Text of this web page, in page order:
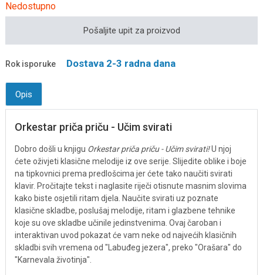
Nedostupno
Pošaljite upit za proizvod
Rok isporuke Dostava 2-3 radna dana
Opis
Orkestar priča priču - Učim svirati
Dobro došli u knjigu Orkestar priča priču - Učim svirati!U njoj
ćete oživjeti klasične melodije iz ove serije. Slijedite oblike i boje
na tipkovnici prema predlošcima jer ćete tako naučiti svirati
klavir. Pročitajte tekst i naglasite riječi otisnute masnim slovima
kako biste osjetili ritam djela. Naučite svirati uz poznate
klasične skladbe, poslušaj melodije, ritam i glazbene tehnike
koje su ove skladbe učinile jedinstvenima. Ovaj čaroban i
interaktivan uvod pokazat će vam neke od najvećih klasičnih
skladbi svih vremena od "Labuđeg jezera", preko "Orašara" do
"Karnevala životinja".